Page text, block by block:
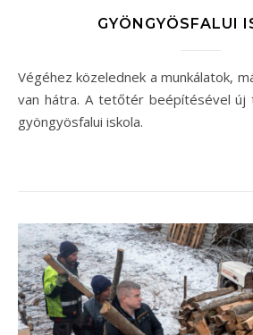
GYÖNGYÖSFALUI
Végéhez közelednek a munkálatok, már csak a berendezés
van hátra. A tetőtér beépítésével új
gyöngyösfalui iskola.